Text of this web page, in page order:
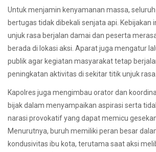
Untuk menjamin kenyamanan massa,
bertugas tidak dibekali senjata api. Kebijakan
unjuk rasa berjalan damai dan peserta
berada di lokasi aksi. Aparat juga mengatur
publik agar kegiatan masyarakat tetap
peningkatan aktivitas di sekitar titik unjuk rasa.
Kapolres juga mengimbau orator dan
bijak dalam menyampaikan aspirasi serta
narasi provokatif yang dapat memicu
Menurutnya, buruh memiliki peran besar
kondusivitas ibu kota, terutama saat aksi